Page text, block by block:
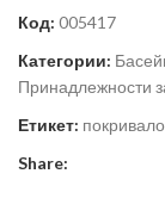
Код: 005417
Категории:
Принадлежности
Етикет:
Share: